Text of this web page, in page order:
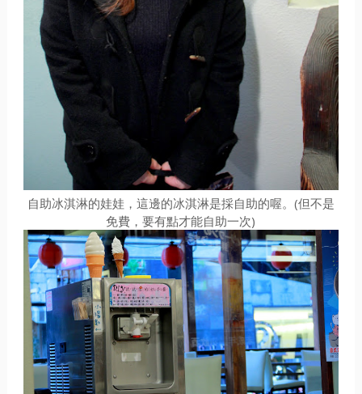
自助冰淇淋的娃娃，這邊的冰淇淋是採自助的喔。(但不是
免費，要有點才能自助一次)